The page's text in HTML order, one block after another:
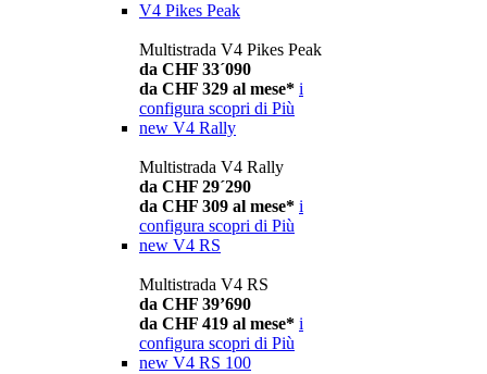
V4 Pikes Peak
Multistrada V4 Pikes Peak
da CHF 33´090
da CHF 329 al mese* i
configura scopri di Più
new V4 Rally
Multistrada V4 Rally
da CHF 29´290
da CHF 309 al mese* i
configura scopri di Più
new V4 RS
Multistrada V4 RS
da CHF 39’690
da CHF 419 al mese* i
configura scopri di Più
new V4 RS 100